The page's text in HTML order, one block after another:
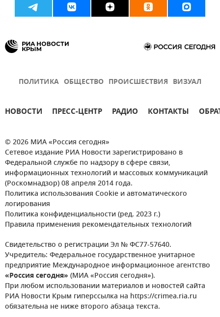
ПОЛИТИКА ОБЩЕСТВО ПРОИСШЕСТВИЯ ВИЗУАЛ
НОВОСТИ ПРЕСС-ЦЕНТР РАДИО КОНТАКТЫ
© 2026 МИА «Россия сегодня»
Сетевое издание РИА Новости зарегистрировано в
Федеральной службе по надзору в сфере связи,
информационных технологий и массовых коммуникаций
(Роскомнадзор) 08 апреля 2014 года.
Политика использования Cookie и автоматического
логирования
Политика конфиденциальности (ред. 2023 г.)
Правила применения рекомендательных технологий
Свидетельство о регистрации Эл № ФС77-57640.
Учредитель: Федеральное государственное унитарное
предприятие Международное информационное агентство
«Россия сегодня» (МИА «Россия сегодня»).
При любом использовании материалов и новостей сайта
РИА Новости Крым гиперссылка на https://crimea.ria.ru
обязательна не ниже второго абзаца текста.